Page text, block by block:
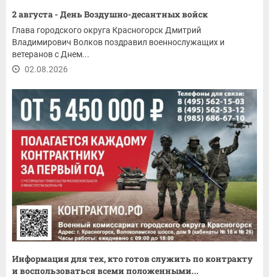
2 августа - День Воздушно-десантных войск
Глава городского округа Красногорск Дмитрий
Владимирович Волков поздравил военнослужащих и
ветеранов с Днем...
02.08.2026
Информация для тех, кто готов служить по контракту
и воспользоваться всеми положенными...